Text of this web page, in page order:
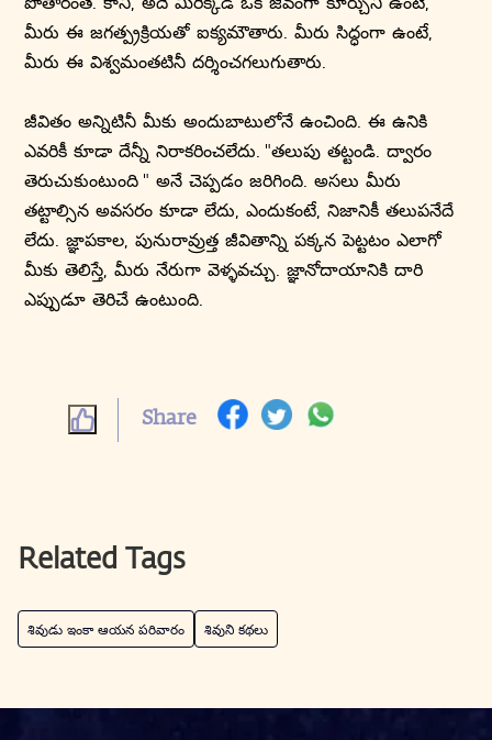
మీరు ఈ జగత్ప్రక్రియతో ఐక్యమౌతారు. మీరు సిద్ధంగా ఉంటే,
మీరు ఈ విశ్వమంతటినీ దర్శించగలుగుతారు.
జీవితం అన్నిటినీ మీకు అందుబాటులోనే ఉంచింది. ఈ ఉనికి
ఎవరికీ కూడా దేన్నీ నిరాకరించలేదు. "తలుపు తట్టండి. ద్వారం
తెరుచుకుంటుంది " అనే చెప్పడం జరిగింది. అసలు మీరు
తట్టాల్సిన అవసరం కూడా లేదు, ఎందుకంటే, నిజానికీ తలుపనేదే
లేదు. జ్ఞాపకాల, పునురావ్రుత్త జీవితాన్ని పక్కన పెట్టటం ఎలాగో
మీకు తెలిస్తే, మీరు నేరుగా వెళ్ళవచ్చు. జ్ఞానోదాయానికి దారి
ఎప్పుడూ తెరిచే ఉంటుంది.
Share
Related Tags
శివుడు ఇంకా ఆయన పరివారం శివుని కథలు